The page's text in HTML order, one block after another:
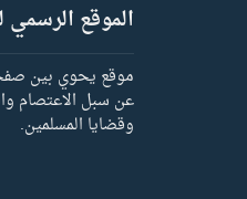
الموقع الرسمي
موقع يحوي بين
عن سبل الاعتصام
وقضايا المسلمين.